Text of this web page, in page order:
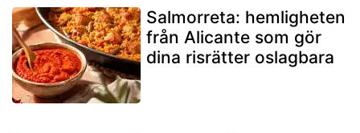
Salmorreta: hemligheten
från Alicante som gör
dina risrätter oslagbara